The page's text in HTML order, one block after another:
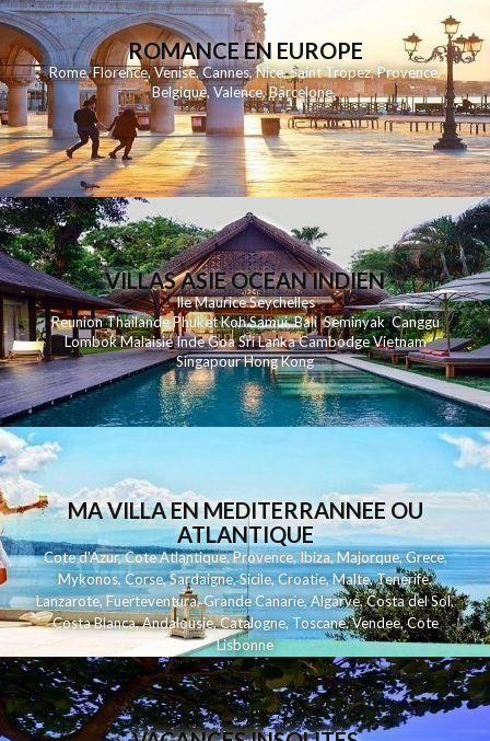
ROMANCE EN EUROPE
Rome,Florence,Venise,Cannes,Nice,Saint Tropez,Provence,
Belgique,Valence,Barcelone,
VILLAS ASIE OCEAN INDIEN
Ile MauriceSeychelles
ReunionThailandePhuketKohSamui Bali SeminyakCanggu
LombokMalaisieIndeGoaSri LankaCambodgeVietnam
SingapourHong Kong
MA VILLA EN MEDITERRANNEE OU
ATLANTIQUE
Cote d'Azur,Cote Atlantique,Provence,Ibiza,Majorque,Grece,
Mykonos,Corse,Sardaigne,Sicile,Croatie,Malte,Tenerife,
Lanzarote,Fuerteventura,Grande Canarie,Algarve,Costa del Sol,
Costa Blanca,Andalousie,Catalogne,Toscane,Vendee,Cote
Lisbonne